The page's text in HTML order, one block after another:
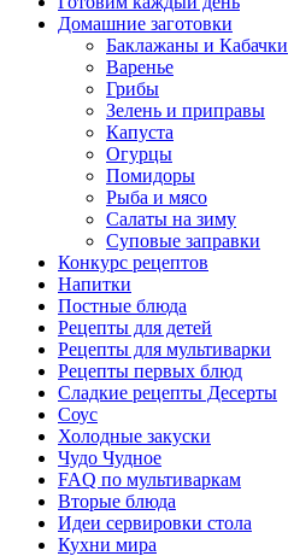
Домашние заготовки
Баклажаны и Кабачки
Варенье
Грибы
Зелень и приправы
Капуста
Огурцы
Помидоры
Рыба и мясо
Салаты на зиму
Суповые заправки
Конкурс рецептов
Напитки
Постные блюда
Рецепты для детей
Рецепты для мультиварки
Рецепты первых блюд
Сладкие рецепты Десерты
Соус
Холодные закуски
Чудо Чудное
FAQ по мультиваркам
Вторые блюда
Идеи сервировки стола
Кухни мира